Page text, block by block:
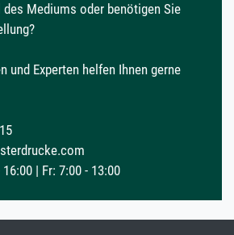
des Mediums oder benötigen Sie
und Experten helfen Ihnen gerne
| Fr: 7:00 - 13:00